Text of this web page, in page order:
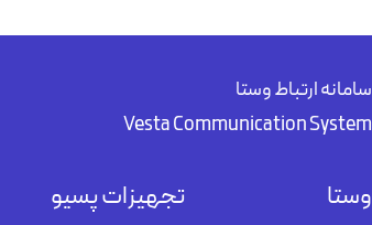
سامانه ارتباط وستا
Vesta Communication System
وستا تجهیزات پسیو